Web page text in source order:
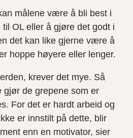
målene være å bli best i
OL eller å gjøre det godt i
det kan like gjerne være å
hoppe høyere eller lenger.
krever det mye. Så
de grepene som er
For det er hardt arbeid og
er innstilt på dette, blir
enn en motivator, sier